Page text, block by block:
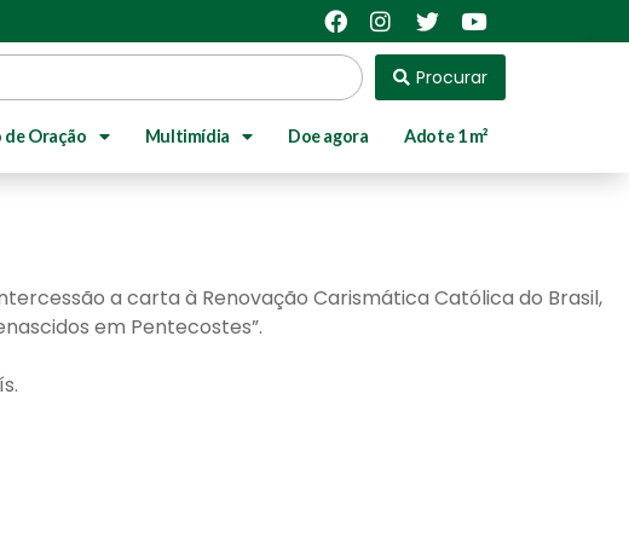
Procurar
de Oração Multimídia Doe agora Adote 1 m²
a carta à Renovação Carismática Católica do Brasil,
em Pentecostes”.